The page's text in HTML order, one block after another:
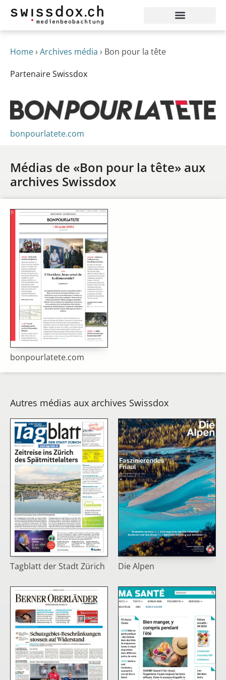
Home› Archives média › Bon pour la tête
Partenaire Swissdox
bonpourlatete.com
Médias de «Bon pour la tête» aux
archives Swissdox
bonpourlatete.com
Autres médias aux archives Swissdox
Tagblatt der Stadt Zürich Die Alpen